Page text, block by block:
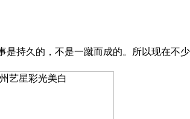
久的，不是一蹴而成的。所以现在不